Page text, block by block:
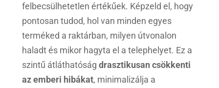
felbecsülhetetlen értékűek. Képzeld el, hogy
pontosan tudod, hol van minden egyes
terméked a raktárban, milyen útvonalon
haladt és mikor hagyta el a telephelyet. Ez a
szintű átláthatóság drasztikusan csökkenti
az emberi hibákat, minimalizálja a